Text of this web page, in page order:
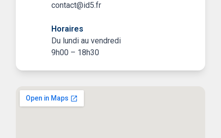
contact@id5.fr
Horaires
Du lundi au vendredi
9h00 – 18h30